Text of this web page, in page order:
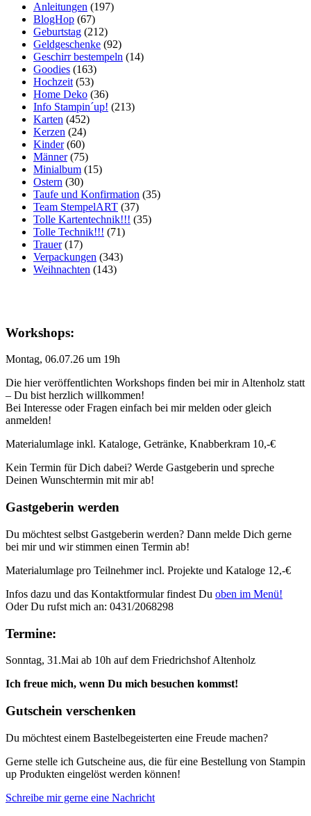
Anleitungen (197)
BlogHop (67)
Geburtstag (212)
Geldgeschenke (92)
Geschirr bestempeln (14)
Goodies (163)
Hochzeit (53)
Home Deko (36)
Info Stampin´up! (213)
Karten (452)
Kerzen (24)
Kinder(60)
Männer(75)
Minialbum (15)
Ostern (30)
Taufe und Konfirmation (35)
Team StempelART (37)
Tolle Kartentechnik!!! (35)
Tolle Technik!!! (71)
Trauer(17)
Verpackungen (343)
Weihnachten (143)
Workshops:
Montag, 06.07.26 um 19h
Die hier veröffentlichten Workshops finden bei mir in Altenholz statt
– Du bist herzlich willkommen!
Bei Interesse oder Fragen einfach bei mir melden oder gleich
anmelden!
Materialumlage inkl. Kataloge, Getränke, Knabberkram 10,-€
Kein Termin für Dich dabei? Werde Gastgeberin und spreche
Deinen Wunschtermin mit mir ab!
Gastgeberin werden
Du möchtest selbst Gastgeberin werden? Dann melde Dich gerne
bei mir und wir stimmen einen Termin ab!
Materialumlage pro Teilnehmer incl. Projekte und Kataloge 12,-€
Infos dazu und das Kontaktformular findest Du oben im Menü!
Oder Du rufst mich an: 0431/2068298
Termine:
Sonntag, 31.Mai ab 10h auf dem Friedrichshof Altenholz
Ich freue mich, wenn Du mich besuchen kommst!
Gutschein verschenken
Du möchtest einem Bastelbegeisterten eine Freude machen?
Gerne stelle ich Gutscheine aus, die für eine Bestellung von Stampin
up Produkten eingelöst werden können!
Schreibe mir gerne eine Nachricht